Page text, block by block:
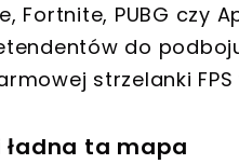
Fortnite, PUBG czy
do
strzelanki
ładna ta mapa